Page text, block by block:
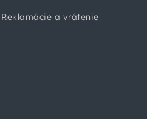
Reklamácie a vrátenie